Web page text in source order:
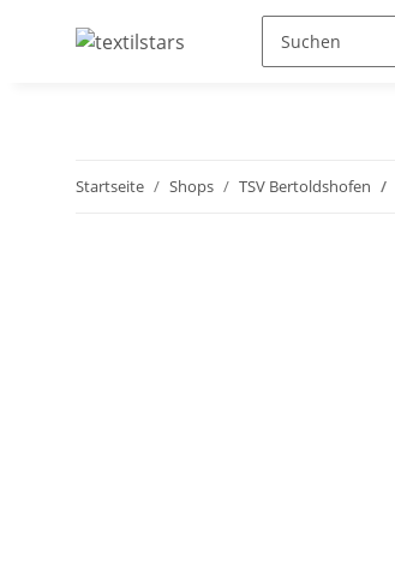
Startseite Shops TSV Bertoldshofen